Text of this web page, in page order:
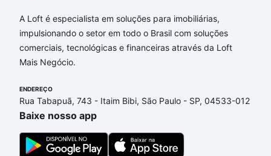
Aqui na Loft temos a oferta ideal para você, com
Apartamentos com 3 banheiros à venda em Parque
Residencial Vila União, Campinas, SP que custam a
partir de R$ 0 e com nossas opções de
adequar ao seu orçamento. Se ainda tem alguma
dúvida dos custos envolvidos no processo de
compra, veja em nosso portal
um apartamento e conte com a gente para comprar
o imóvel dos seus sonhos com segurança e
A Loft é especialista em soluções para imobiliárias,
impulsionando o setor em todo o Brasil com soluções
comerciais, tecnológicas e financeiras através da Loft
Mais Negócio.
ENDEREÇO
Rua Tabapuã, 743 - Itaim Bibi, São Paulo - SP, 04533-012
Baixe nosso app